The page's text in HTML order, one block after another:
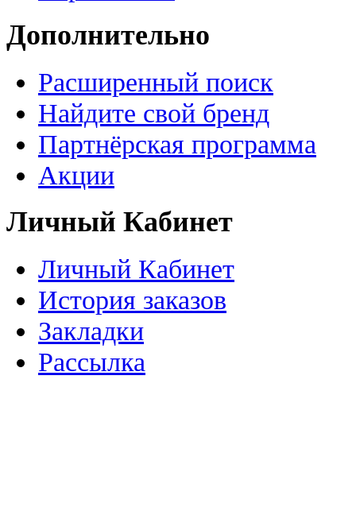
Дополнительно
Расширенный поиск
Найдите свой бренд
Партнёрская программа
Акции
Личный Кабинет
Личный Кабинет
История заказов
Закладки
Рассылка